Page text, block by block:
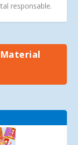
responsable.